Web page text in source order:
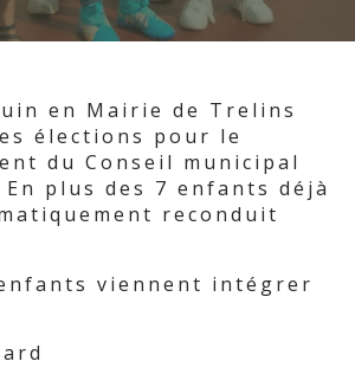
en Mairie de Trelins
élections pour le
du Conseil municipal
plus des 7 enfants déjà
reconduit
viennent intégrer